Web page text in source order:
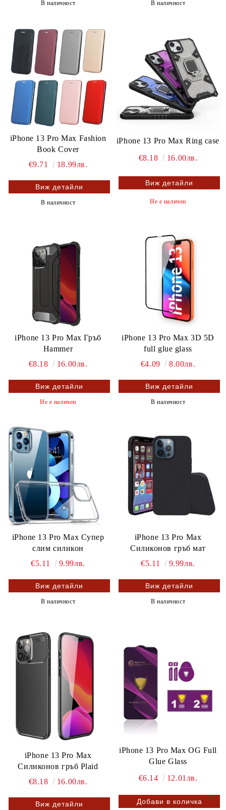
В наличност В наличност
iPhone 13 Pro Max Fashion
Book Cover
€9.71
18.99лв.
Виж детайли
В наличност
iPhone 13 Pro Max Ring case
€8.18 16.00лв.
Виж детайли
Не е наличен
iPhone 13 Pro Max Гръб
Hammer
€8.18
16.00лв.
Виж детайли
Не е наличен
iPhone 13 Pro Max 3D 5D
full glue glass
€4.09
8.00лв.
Виж детайли
В наличност
iPhone 13 Pro Max Супер
слим силикон
€5.11
9.99лв.
Виж детайли
В наличност
iPhone 13 Pro Max
Силиконов гръб мат
€5.11
9.99лв.
Виж детайли
В наличност
iPhone 13 Pro Max
Силиконов гръб Plaid
€8.18
16.00лв.
Виж детайли
iPhone 13 Pro Max OG Full
Glue Glass
€6.14
12.01лв.